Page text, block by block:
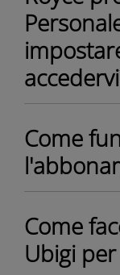
Come
Come
Ubigi per